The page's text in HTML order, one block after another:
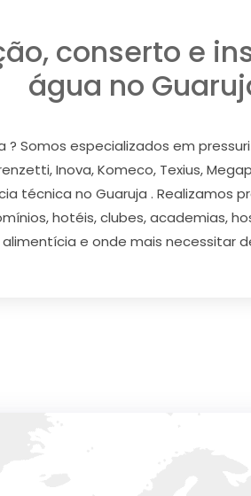
conserto e
água no
Somos especializados em
Inova, Komeco, Texius,
técnica no Guaruja . Realizamos
hotéis, clubes, academias,
e onde mais necessitar